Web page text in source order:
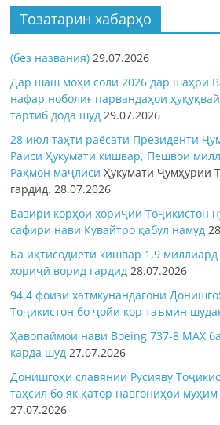
Тозатарин хабарҳо
(без названия) 29.07.2026
Дар шаш моҳи соли 2026 дар шаҳри
нафар ноболиғ парвандаҳои
тартиб дода шуд 29.07.2026
28 июл таҳти раёсати Президенти
Раиси Ҳукумати кишвар, Пешвои
Раҳмон маҷлисиҲукумати Ҷумҳурии
гардид. 28.07.2026
Вазири корҳои хориҷии Тоҷикистон
сафири нави Кувайтро қабул намуд
Ба иқтисодиёти кишвар 1,9
хориҷӣ ворид гардид 28.07.2026
94,4 фоизи хатмкунандагони
Тоҷикистон бо ҷойи кор таъмин
Ҳавопаймои нави Boeing 737-8 MAX
карда шуд 27.07.2026
Донишгоҳи славянии Русияву
таҳсил бо як қатор навгониҳои
27.07.2026